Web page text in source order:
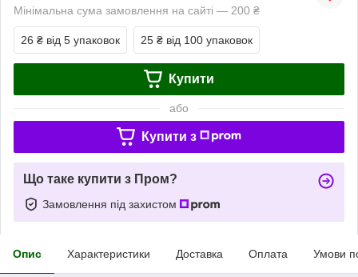
Мінімальна сума замовлення на сайті — 200 ₴
26 ₴ від 5 упаковок 25 ₴ від 100 упаковок
Купити
або
Купити з
Що таке купити з Пром?
Замовлення під захистом
Опис Характеристики Доставка Оплата Умови